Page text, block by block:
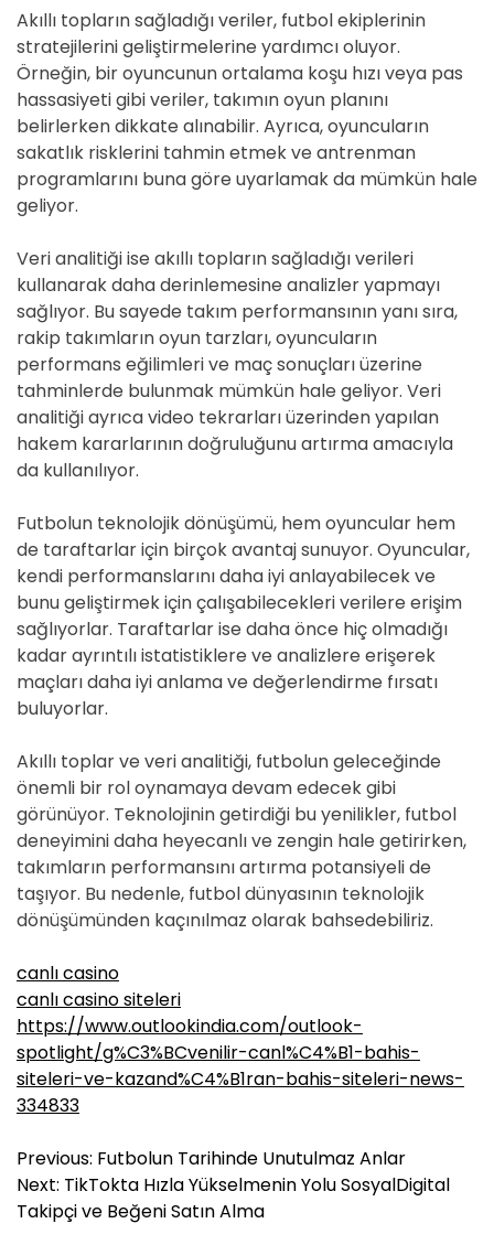
Akıllı topların sağladığı veriler, futbol ekiplerinin
stratejilerini geliştirmelerine yardımcı oluyor.
Örneğin, bir oyuncunun ortalama koşu hızı veya pas
hassasiyeti gibi veriler, takımın oyun planını
belirlerken dikkate alınabilir. Ayrıca, oyuncuların
sakatlık risklerini tahmin etmek ve antrenman
programlarını buna göre uyarlamak da mümkün hale
geliyor.
Veri analitiği ise akıllı topların sağladığı verileri
kullanarak daha derinlemesine analizler yapmayı
sağlıyor. Bu sayede takım performansının yanı sıra,
rakip takımların oyun tarzları, oyuncuların
performans eğilimleri ve maç sonuçları üzerine
tahminlerde bulunmak mümkün hale geliyor. Veri
analitiği ayrıca video tekrarları üzerinden yapılan
hakem kararlarının doğruluğunu artırma amacıyla
da kullanılıyor.
Futbolun teknolojik dönüşümü, hem oyuncular hem
de taraftarlar için birçok avantaj sunuyor. Oyuncular,
kendi performanslarını daha iyi anlayabilecek ve
bunu geliştirmek için çalışabilecekleri verilere erişim
sağlıyorlar. Taraftarlar ise daha önce hiç olmadığı
kadar ayrıntılı istatistiklere ve analizlere erişerek
maçları daha iyi anlama ve değerlendirme fırsatı
buluyorlar.
Akıllı toplar ve veri analitiği, futbolun geleceğinde
önemli bir rol oynamaya devam edecek gibi
görünüyor. Teknolojinin getirdiği bu yenilikler, futbol
deneyimini daha heyecanlı ve zengin hale getirirken,
takımların performansını artırma potansiyeli de
taşıyor. Bu nedenle, futbol dünyasının teknolojik
dönüşümünden kaçınılmaz olarak bahsedebiliriz.
canlı casino
canlı casino siteleri
https://www.outlookindia.com/outlook-
spotlight/g%C3%BCvenilir-canl%C4%B1-bahis-
siteleri-ve-kazand%C4%B1ran-bahis-siteleri-news-
334833
Y
a
z
Previous: Futbolun Tarihinde Unutulmaz Anlar
Next: TikTokta Hızla Yükselmenin Yolu SosyalDigital
Takipçi ve Beğeni Satın Alma